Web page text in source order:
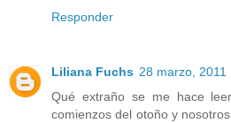
Responder
Liliana Fuchs 28 marzo, 2011
Qué extraño se me hace
comienzos del otoño y